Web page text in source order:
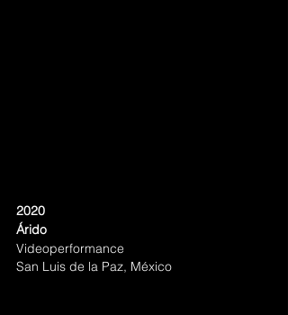
2020
Árido
Videoperformance
San Luis de la Paz, México